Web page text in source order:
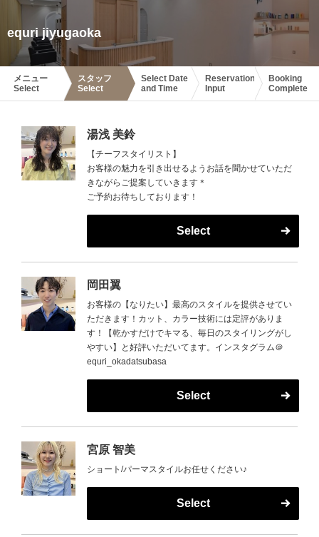
equri jiyugaoka
メニュー
Select
スタッフ
Select
Select Date
and Time
Reservation
Input
Booking
Complete
湯浅 美鈴
【チーフスタイリスト】
お客様の魅力を引き出せるようお話を聞かせていただ
きながらご提案していきます＊
ご予約お待ちしております！
Select
岡田翼
お客様の【なりたい】最高のスタイルを提供させてい
ただきます！カット、カラー技術には定評がありま
す！【乾かすだけでキマる、毎日のスタイリングがし
やすい】と好評いただいてます。インスタグラム＠
equri_okadatsubasa
Select
宮原 智美
ショート/パーマスタイルお任せください♪
Select